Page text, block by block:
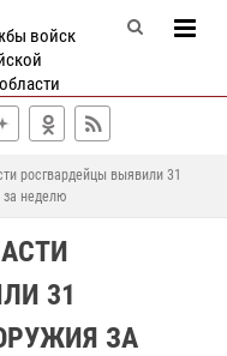
войск
росгвардейцы выявили 31
за неделю
31
ЗА